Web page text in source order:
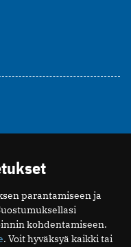
parantamiseen ja
kohdentamiseen.
. Voit hyväksyä kaikki tai